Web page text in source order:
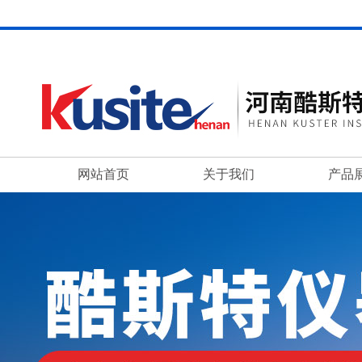
网站首页 关于我们 产品